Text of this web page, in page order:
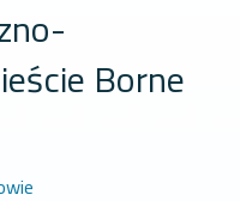
Borne